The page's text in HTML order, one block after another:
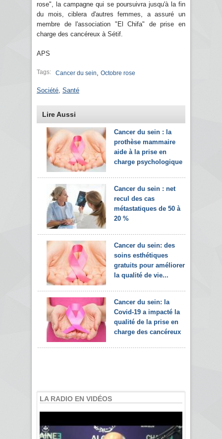
rose", la campagne qui se poursuivra jusqu'à la fin
du mois, ciblera d'autres femmes, a assuré un
membre de l'association "El Chifa" de prise en
charge des cancéreux à Sétif.
APS
Tags: Cancer du sein Octobre rose
Société Santé
Lire Aussi
Cancer du sein : la
prothèse mammaire
aide à la prise en
charge psychologique
Cancer du sein : net
recul des cas
métastatiques de 50 à
20 %
Cancer du sein: des
soins esthétiques
gratuits pour améliorer
la qualité de vie...
Cancer du sein: la
Covid-19 a impacté la
qualité de la prise en
charge des cancéreux
LA RADIO EN VIDÉOS